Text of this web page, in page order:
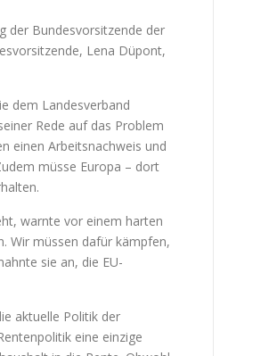
der Bundesvorsitzende der
Lena Düpont,
dem Landesverband
Rede auf das Problem
einen Arbeitsnachweis und
müsse Europa – dort
warnte vor einem harten
Wir müssen dafür kämpfen,
sie an, die EU-
aktuelle Politik der
eine einzige